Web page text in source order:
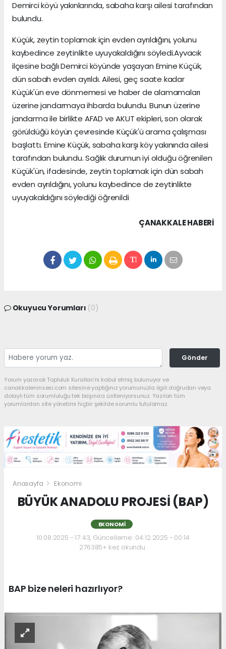
Demirci köyü yakınlarında, sabaha karşı ailesi tarafından
bulundu.
Küçük, zeytin toplamak için evden ayrıldığını, yolunu
kaybedince zeytinlikte uyuyakaldığını söyledi.Ayvacık
ilçesine bağlı Demirci köyünde yaşayan Emine Küçük,
dün sabah evden ayrıldı. Ailesi, geç saate kadar
Küçük'ün eve dönmemesi ve haber de alamamaları
üzerine jandarmaya ihbarda bulundu. Bunun üzerine
jandarma ile birlikte AFAD ve AKUT ekipleri, son olarak
görüldüğü köyün çevresinde Küçük'ü arama çalışması
başlattı. Emine Küçük, sabaha karşı köy yakınında ailesi
tarafından bulundu. Sağlık durumun iyi olduğu öğrenilen
Küçük'ün, ifadesinde, zeytin toplamak için dün sabah
evden ayrıldığını, yolunu kaybedince de zeytinlikte
uyuyakaldığını söylediği öğrenildi
ÇANAKKALE HABERİ
Okuyucu Yorumları (0)
Gönder
Yorum yazarak Topluluk Kuralları’nı kabul etmiş bulunuyor ve
canakkaleninsesi.com sitesine yaptığınız yorumunuzla ilgili doğrudan veya
dolaylı tüm sorumluluğu tek başınıza üstleniyorsunuz. Yazılan tüm
yorumlardan site yönetimi hiçbir şekilde sorumlu tutulamaz.
Anasayfa Ekonomi
BÜYÜK ANADOLU PROJESİ (BAP)
EKONOMI
10.08.2025 - 17:43, Güncelleme: 04.12.2025 - 00:14
276385+ kez okundu.
BAP bize neleri hazırlıyor?